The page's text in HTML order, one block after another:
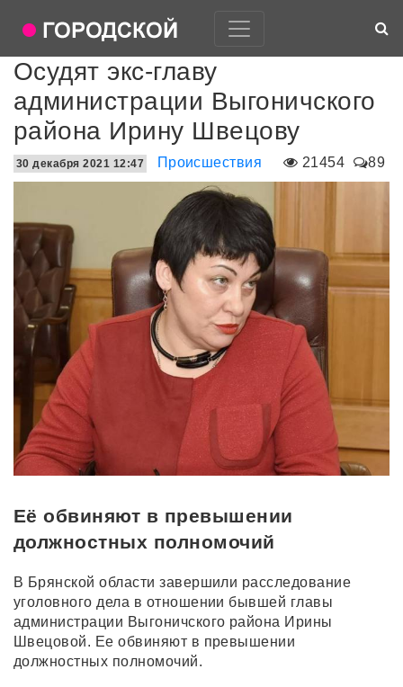
Осудят экс-главу
администрации Выгоничского
района Ирину Швецову
21454 89
30 декабря 2021 12:47 Происшествия
Её обвиняют в превышении
должностных полномочий
В Брянской области завершили расследование
уголовного дела в отношении бывшей главы
администрации Выгоничского района Ирины
Швецовой. Ее обвиняют в превышении
должностных полномочий.